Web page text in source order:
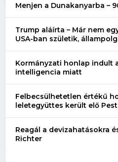
Menjen a Dunakanyarba –
Trump aláírta – Már nem
USA-ban születik,
Kormányzati honlap indult
intelligencia miatt
Felbecsülhetetlen értékű
leletegyüttes került elő
Reagál a devizahatásokra
Richter